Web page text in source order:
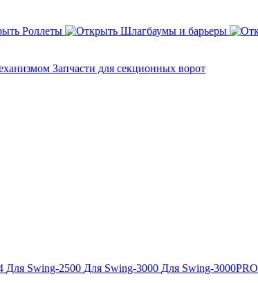
Роллеты
Шлагбаумы и барьеры
Запчасти для секционных ворот
Для Swing-2500 Для Swing-3000 Для Swing-3000PRO